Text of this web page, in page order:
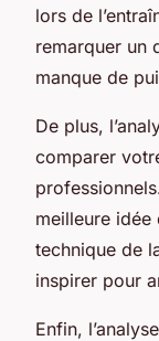
lors de
remarquer un
manque de
De plus,
comparer
meilleure idée
technique de
inspirer pour
Enfin,